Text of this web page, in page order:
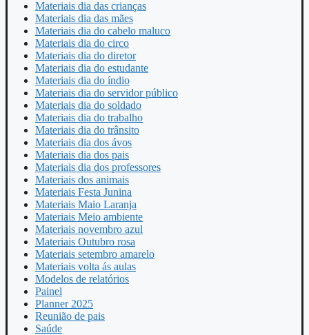
Materiais dia das crianças
Materiais dia das mães
Materiais dia do cabelo maluco
Materiais dia do circo
Materiais dia do diretor
Materiais dia do estudante
Materiais dia do índio
Materiais dia do servidor público
Materiais dia do soldado
Materiais dia do trabalho
Materiais dia do trânsito
Materiais dia dos ávos
Materiais dia dos pais
Materiais dia dos professores
Materiais dos animais
Materiais Festa Junina
Materiais Maio Laranja
Materiais Meio ambiente
Materiais novembro azul
Materiais Outubro rosa
Materiais setembro amarelo
Materiais volta ás aulas
Modelos de relatórios
Painel
Planner 2025
Reunião de pais
Saúde